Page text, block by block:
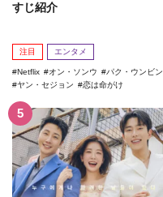
すじ紹介
注目 エンタメ
Netflix オン・ソンウ
パク・ウンビン
ヤン・セジョン
恋は命がけ